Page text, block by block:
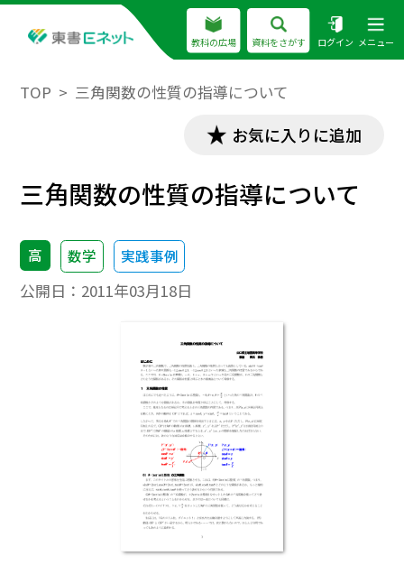
教科の広場 資料をさがす ログイン メニュー
TOP 三角関数の性質の指導について
お気に入りに追加
三角関数の性質の指導について
高 数学 実践事例
公開日： 2011年03月18日